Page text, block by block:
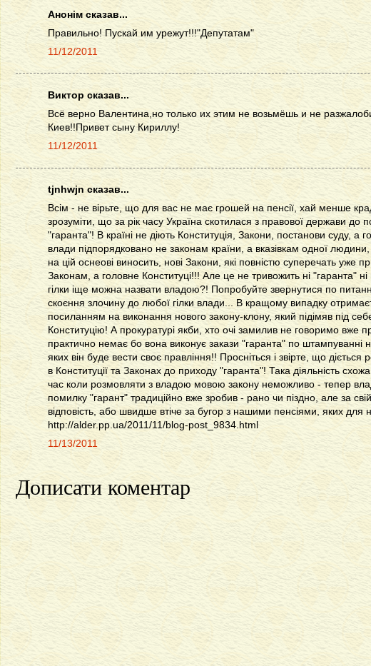
Анонім сказав...
Правильно! Пускай им урежут!!!"Депутатам"
11/12/2011
Виктор сказав...
Всё верно Валентина,но только их этим не возьмёшь и не
Киев!!Привет сыну Кириллу!
11/12/2011
tjnhwjn сказав...
Всім - не вірьте, що для вас не має грошей на пенсії, хай менше
зрозуміти, що за рік часу Україна скотилася з правової держави до
"гаранта"! В країні не діють Конституція, Закони, постанови суду, а
влади підпорядковано не законам країни, а вказівкам одної
на цій оснеові виносить, нові Закони, які повністю суперечать уже
Законам, а головне Конституці!!! Але це не тривожить ні "гаранта" ні
гілки іще можна назвати владою?! Попробуйте звернутися по
скоєння злочину до любої гілки влади... В кращому випадку
посиланням на виконання нового закону-клону, який підімяв під
Конституцію! А прокуратурі якби, хто очі замилив не говоримо вже
практично немає бо вона виконує закази "гаранта" по штампуванні
яких він буде вести своє правління!! Просніться і звірте, що
в Конституції та Законах до приходу "гаранта"! Така діяльність
час коли розмовляти з владою мовою закону неможливо - тепер
помилку "гарант" традиційно вже зробив - рано чи піздно, але за
відповість, або швидше втіче за бугор з нашими пенсіями, яких для
http://alder.pp.ua/2011/11/blog-post_9834.html
11/13/2011
Дописати коментар